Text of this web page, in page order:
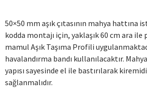
50×50 mm aşık çıtasının mahya hattına
kodda montajı için, yaklaşık 60 cm ara
mamul Aşık Taşıma Profili
havalandırma bandı kullanılacaktır.
yapısı sayesinde el ile bastırılarak
sağlanmalıdır.